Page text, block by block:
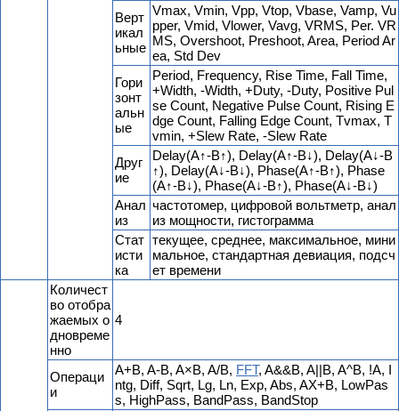
Верт
икал
ьные
Vmax, Vmin, Vpp, Vtop, Vbase, Vamp, Vu
pper, Vmid, Vlower, Vavg, VRMS, Per. VR
MS, Overshoot, Preshoot, Area, Period Ar
ea, Std Dev
Гори
зонт
альн
ые
Period, Frequency, Rise Time, Fall Time,
+Width, -Width, +Duty, -Duty, Positive Pul
se Count, Negative Pulse Count, Rising E
dge Count, Falling Edge Count, Tvmax, T
vmin, +Slew Rate, -Slew Rate
Друг
ие
Delay(A↑-B↑), Delay(A↑-B↓), Delay(A↓-B
↑), Delay(A↓-B↓), Phase(A↑-B↑), Phase
(A↑-B↓), Phase(A↓-B↑), Phase(A↓-B↓)
Анал
из
частотомер, цифровой вольтметр, анал
из мощности, гистограмма
Стат
исти
ка
текущее, среднее, максимальное, мини
мальное, стандартная девиация, подсч
ет времени
Количест
во отобра
жаемых о
дновреме
нно
4
Операци
и
A+B, A-B, A×B, A/B, FFT, A&&B, A||B, A^B, !A, I
ntg, Diff, Sqrt, Lg, Ln, Exp, Abs, AX+B, LowPas
s, HighPass, BandPass, BandStop